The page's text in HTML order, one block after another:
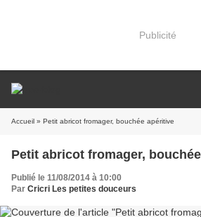
Publicité
Accueil » Petit abricot fromager, bouchée apéritive
Petit abricot fromager,
Publié le 11/08/2014 à 10:00
Par Cricri Les petites douceurs